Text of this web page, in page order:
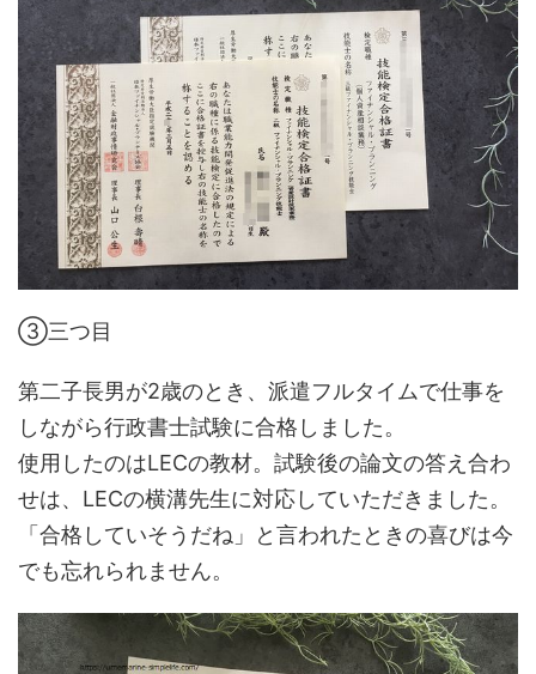
③三つ目
第二子長男が2歳のとき、派遣フルタイムで仕事を
しながら行政書士試験に合格しました。
使用したのはLECの教材。試験後の論文の答え合わ
せは、LECの横溝先生に対応していただきました。
「合格していそうだね」と言われたときの喜びは今
でも忘れられません。